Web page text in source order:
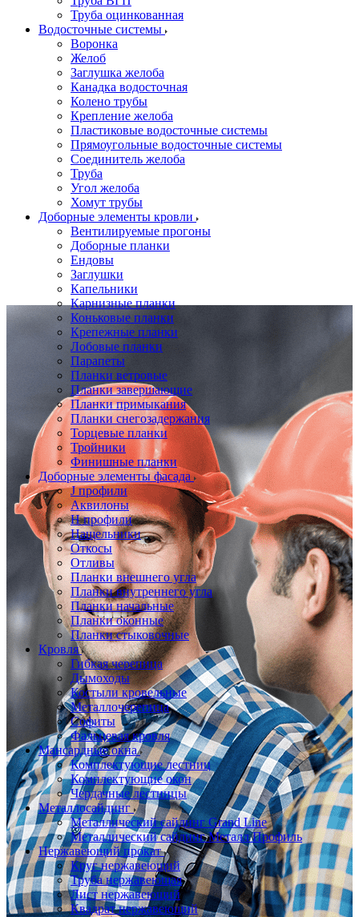
Труба оцинкованная
Водосточные системы
Воронка
Желоб
Заглушка желоба
Канадка водосточная
Колено трубы
Крепление желоба
Пластиковые водосточные системы
Прямоугольные водосточные системы
Соединитель желоба
Труба
Угол желоба
Хомут трубы
Доборные элементы кровли
Вентилируемые прогоны
Доборные планки
Ендовы
Заглушки
Капельники
Карнизные планки
Коньковые планки
Крепежные планки
Лобовые планки
Парапеты
Планки ветровые
Планки завершающие
Планки примыкания
Планки снегозадержания
Торцевые планки
Тройники
Финишные планки
Доборные элементы фасада
J профили
Аквилоны
Н профили
Нащельники
Откосы
Отливы
Планки внешнего угла
Планки внутреннего угла
Планки начальные
Планки оконные
Планки стыковочные
Кровля
Гибкая черепица
Дымоходы
Костыли кровельные
Металлочерепица
Софиты
Фальцевая кровля
Мансардные окна
Комплектующие лестниц
Комплектующие окон
Чердачные лестницы
Металлосайдинг
Металлический сайдинг Grand Line
Металлический сайдинг Металл Профиль
Нержавеющий прокат
Круг нержавеющий
Труба нержавеющая
Лист нержавеющий
Квадрат нержавеющий